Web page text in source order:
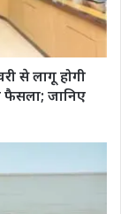
से लागू होगी
फैसला; जानिए